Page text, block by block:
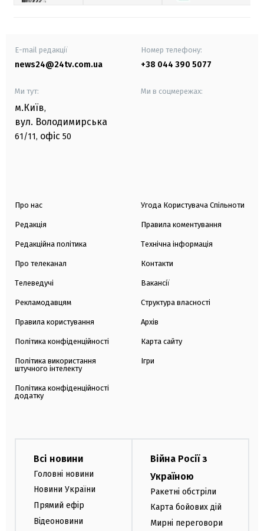
E-mail редакції
news24@24tv.com.ua
Номер телефону:
+38 044 390 5077
Ми тут:
м.Київ,
вул. Володимирська
61/11, офіс 50
Ми в соцмережах:
Про нас
Редакція
Редакційна політика
Про телеканал
Телеведучі
Рекламодавцям
Правила користування
Політика конфіденційності
Політика використання
штучного інтелекту
Політика конфіденційності
додатку
Угода Користувача Спільноти
Правила коментування
Технічна інформація
Контакти
Вакансії
Структура власності
Архів
Карта сайту
Ігри
Всі новини
Головні новини
Новини України
Прямий ефір
Відеоновини
Війна Росії з
Україною
Ракетні обстріли
Карта бойових дій
Мирні переговори